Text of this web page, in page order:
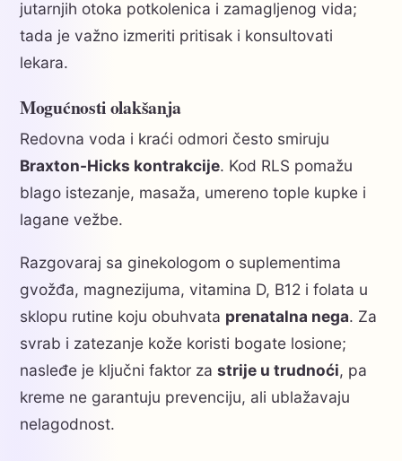
jutarnjih otoka potkolenica i zamagljenog vida;
tada je važno izmeriti pritisak i konsultovati
lekara.
Mogućnosti olakšanja
Redovna voda i kraći odmori često smiruju
Braxton-Hicks kontrakcije. Kod RLS pomažu
blago istezanje, masaža, umereno tople kupke i
lagane vežbe.
Razgovaraj sa ginekologom o suplementima
gvožđa, magnezijuma, vitamina D, B12 i folata u
sklopu rutine koju obuhvata prenatalna nega. Za
svrab i zatezanje kože koristi bogate losione;
nasleđe je ključni faktor za strije u trudnoći, pa
kreme ne garantuju prevenciju, ali ublažavaju
nelagodnost.